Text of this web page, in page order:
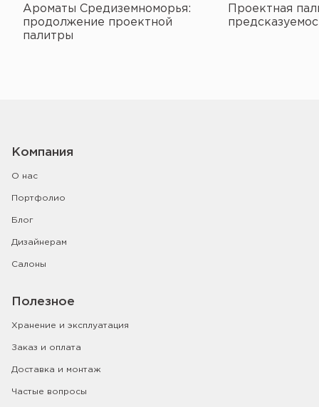
Ароматы Средиземноморья:
продолжение проектной
палитры
Проектная
Компания
О нас
Портфолио
Блог
Дизайнерам
Салоны
Полезное
Хранение и эксплуатация
Заказ и оплата
Доставка и монтаж
Частые вопросы